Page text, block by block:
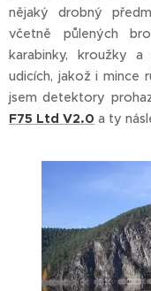
nějaký drobný
včetně půlených
karabinky, kroužky
udicích, jakož i mince
jsem detektory
F75 Ltd V2.0 a ty